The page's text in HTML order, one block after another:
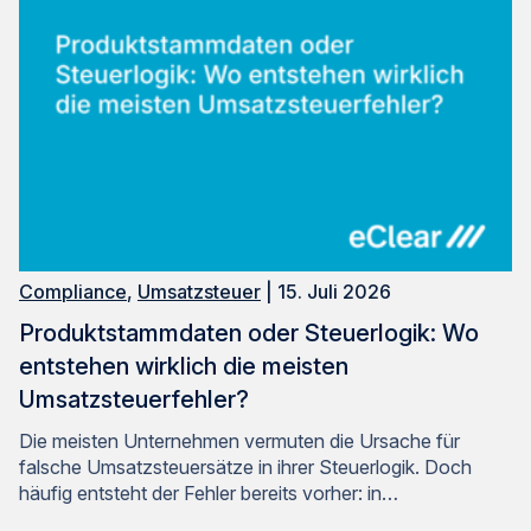
Compliance, Umsatzsteuer | 15. Juli 2026
Produktstammdaten oder Steuerlogik: Wo
entstehen wirklich die meisten
Umsatzsteuerfehler?
Die meisten Unternehmen vermuten die Ursache für
falsche Umsatzsteuersätze in ihrer Steuerlogik. Doch
häufig entsteht der Fehler bereits vorher: in…